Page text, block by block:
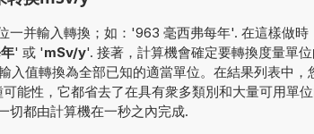
一并輸入轉換；如：'963 毫西弗每年'. 在這樣做時
' 或 'mSv/y'. 接著，計算機會確定要轉換度量單位
入值轉換為全部已知的適當單位。在結果列表中，
能性，它都省去了在具有衆多類別和大量可用單
切都由計算機在一秒之內完成.